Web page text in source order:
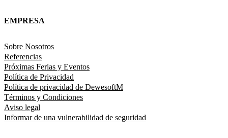
EMPRESA
Sobre Nosotros
Referencias
Próximas Ferias y Eventos
Política de Privacidad
Política de privacidad de DewesoftM
Términos y Condiciones
Aviso legal
Informar de una vulnerabilidad de seguridad